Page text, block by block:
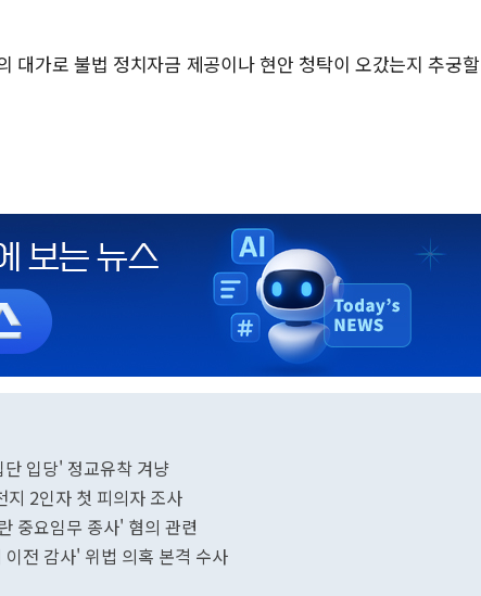
대가로 불법 정치자금 제공이나 현안 청탁이 오갔는지 추궁할
입당' 정교유착 겨냥
지 2인자 첫 피의자 조사
중요임무 종사' 혐의 관련
전 감사' 위법 의혹 본격 수사